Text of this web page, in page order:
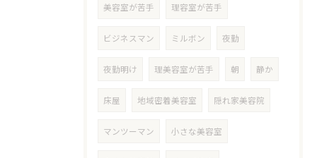
美容室が苦手 理容室が苦手
ビジネスマン ミルボン 夜勤
夜勤明け 理美容室が苦手 朝 静か
床屋 地域密着美容室 隠れ家美容院
マンツーマン 小さな美容室